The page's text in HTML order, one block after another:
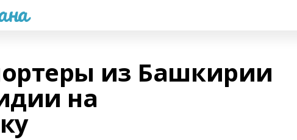
из Башкирии
на